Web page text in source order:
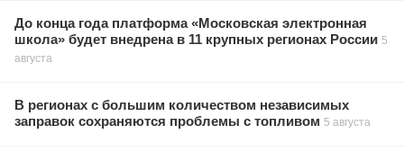
До конца года платформа «Московская электронная
школа» будет внедрена в 11 крупных регионах России 5
августа
В регионах с большим количеством независимых
заправок сохраняются проблемы с топливом 5 августа